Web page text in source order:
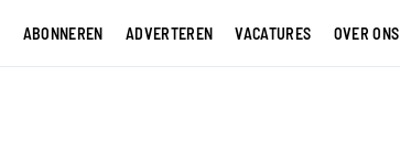
ABONNEREN ADVERTEREN VACATURES OVER ONS